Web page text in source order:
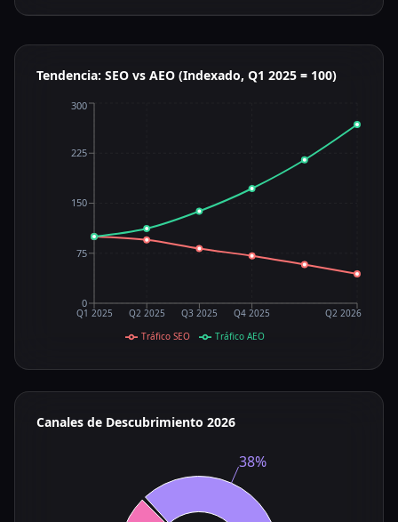
Tendencia: SEO vs AEO (Indexado, Q1 2025 = 100)
Q1 2025 Q2 2025 Q3 2025 Q4 2025 Q2 2026
0
75
150
225
300
Tráfico SEO Tráfico AEO
Canales de Descubrimiento 2026
38%